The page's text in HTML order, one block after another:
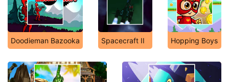
Doodieman Bazooka Spacecraft II Hopping Boys